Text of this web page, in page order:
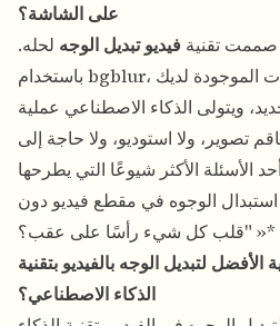
على الشاشة؟
صممت تقنية فيديو تبديل الوجه لحله.
باستخدام bgblur، يمكنك استيراد اللقطات الموجودة لديك
ويتولى الذكاء الاصطناعي عملية
تصوير، ولا استوديو، ولا حاجة إلى
الأسئلة الأكثر شيوعًا التي يطرحها
الوجوه في مقطع فيديو دون
قلب كل شيء رأسًا على عقب؟" »*
لتبديل الوجه بالفيديو بتقنية
الذكاء الاصطناعي؟